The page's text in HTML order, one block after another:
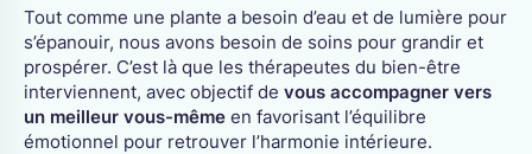
Tout comme une plante a besoin d’eau et de lumière pour
s’épanouir, nous avons besoin de soins pour grandir et
prospérer. C’est là que les thérapeutes du bien-être
interviennent, avec objectif de vous accompagner vers
un meilleur vous-même en favorisant l’équilibre
émotionnel pour retrouver l’harmonie intérieure.